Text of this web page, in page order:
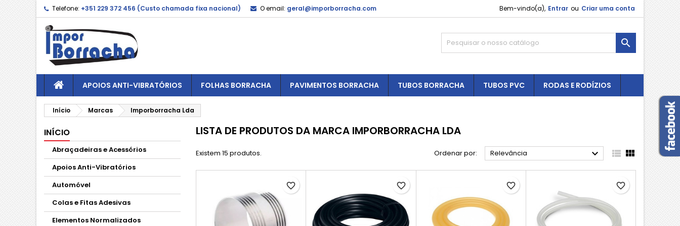
Telefone: +351 229 372 456 (Custo chamada fixa nacional) O email: geral@imporborracha.com Bem-vindo(a), Entrar ou Criar uma conta

APOIOS ANTI-VIBRATÓRIOS FOLHAS BORRACHA PAVIMENTOS BORRACHA TUBOS BORRACHA TUBOS PVC RODAS E RODÍZIOS
Início Marcas Imporborracha Lda
INÍCIO
Abraçadeiras e Acessórios
Apoios Anti-Vibratórios
Automóvel
Colas e Fitas Adesivas
Elementos Normalizados
LISTA DE PRODUTOS DA MARCA IMPORBORRACHA LDA
Existem 15 produtos. Ordenar por: Relevância   
favorite_border favorite_border favorite_border favorite_border